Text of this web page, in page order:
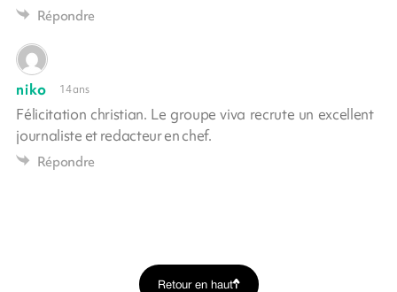
Répondre
niko 14 ans
Félicitation christian. Le groupe viva recrute un excellent
journaliste et redacteur en chef.
Répondre
Retour en haut